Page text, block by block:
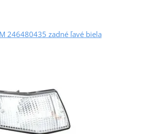
246480435 zadné ľavé biela